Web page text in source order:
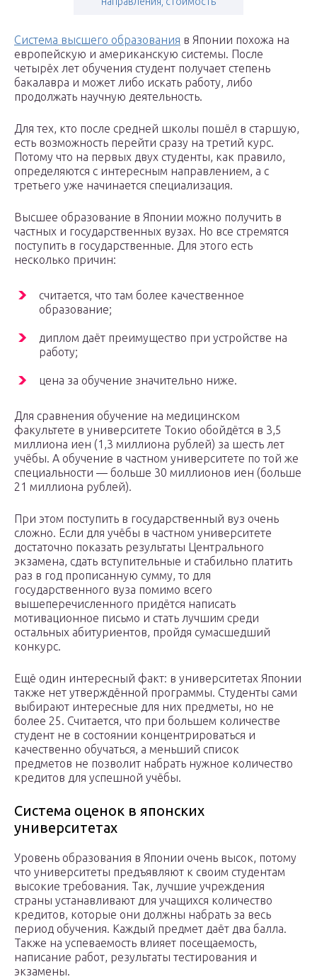
Система высшего образования в Японии похожа на
европейскую и американскую системы. После
четырёх лет обучения студент получает степень
бакалавра и может либо искать работу, либо
продолжать научную деятельность.
Для тех, кто после средней школы пошёл в старшую,
есть возможность перейти сразу на третий курс.
Потому что на первых двух студенты, как правило,
определяются с интересным направлением, а с
третьего уже начинается специализация.
Высшее образование в Японии можно получить в
частных и государственных вузах. Но все стремятся
поступить в государственные. Для этого есть
несколько причин:
считается, что там более качественное
образование;
диплом даёт преимущество при устройстве на
работу;
цена за обучение значительно ниже.
Для сравнения обучение на медицинском
факультете в университете Токио обойдётся в 3,5
миллиона иен (1,3 миллиона рублей) за шесть лет
учёбы. А обучение в частном университете по той же
специальности — больше 30 миллионов иен (больше
21 миллиона рублей).
При этом поступить в государственный вуз очень
сложно. Если для учёбы в частном университете
достаточно показать результаты Центрального
экзамена, сдать вступительные и стабильно платить
раз в год прописанную сумму, то для
государственного вуза помимо всего
вышеперечисленного придётся написать
мотивационное письмо и стать лучшим среди
остальных абитуриентов, пройдя сумасшедший
конкурс.
Ещё один интересный факт: в университетах Японии
также нет утверждённой программы. Студенты сами
выбирают интересные для них предметы, но не
более 25. Считается, что при большем количестве
студент не в состоянии концентрироваться и
качественно обучаться, а меньший список
предметов не позволит набрать нужное количество
кредитов для успешной учёбы.
Система оценок в японских
университетах
Уровень образования в Японии очень высок, потому
что университеты предъявляют к своим студентам
высокие требования. Так, лучшие учреждения
страны устанавливают для учащихся количество
кредитов, которые они должны набрать за весь
период обучения. Каждый предмет даёт два балла.
Также на успеваемость влияет посещаемость,
написание работ, результаты тестирования и
экзамены.